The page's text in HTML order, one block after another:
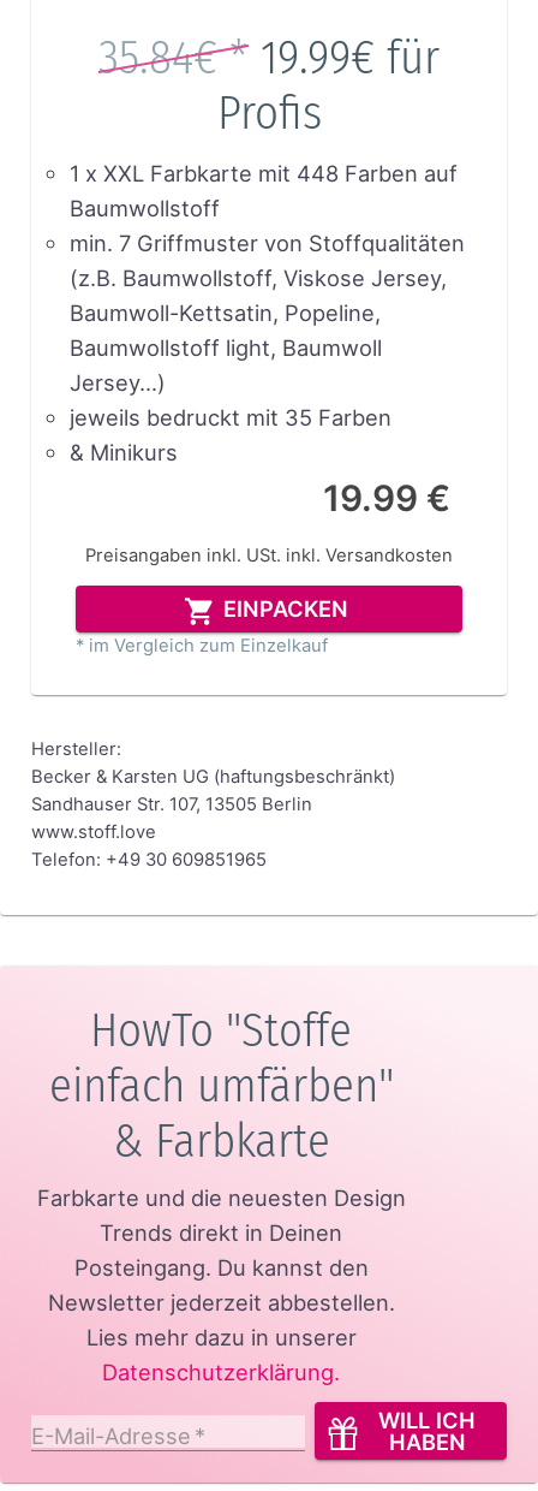
35.84€ * 19.99€ für
Profis
1 x XXL Farbkarte mit 448 Farben auf
Baumwollstoff
min. 7 Griffmuster von Stoffqualitäten
(z.B. Baumwollstoff, Viskose Jersey,
Baumwoll-Kettsatin, Popeline,
Baumwollstoff light, Baumwoll
Jersey…)
jeweils bedruckt mit 35 Farben
& Minikurs
19.99 €
Preisangaben inkl. USt. inkl. Versandkosten
EINPACKEN
* im Vergleich zum Einzelkauf
Hersteller:
Becker & Karsten UG (haftungsbeschränkt)
Sandhauser Str. 107, 13505 Berlin
www.stoff.love
Telefon: +49 30 609851965
HowTo "Stoffe
einfach umfärben"
& Farbkarte
Farbkarte und die neuesten Design
Trends direkt in Deinen
Posteingang. Du kannst den
Newsletter jederzeit abbestellen.
Lies mehr dazu in unserer
Datenschutzerklärung.
E-Mail-Adresse *
WILL ICH
HABEN